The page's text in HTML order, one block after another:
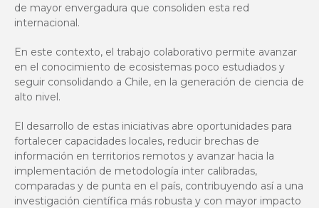
de mayor envergadura que consoliden esta red
internacional.
En este contexto, el trabajo colaborativo permite avanzar
en el conocimiento de ecosistemas poco estudiados y
seguir consolidando a Chile, en la generación de ciencia de
alto nivel.
El desarrollo de estas iniciativas abre oportunidades para
fortalecer capacidades locales, reducir brechas de
información en territorios remotos y avanzar hacia la
implementación de metodología inter calibradas,
comparadas y de punta en el país, contribuyendo así a una
investigación científica más robusta y con mayor impacto